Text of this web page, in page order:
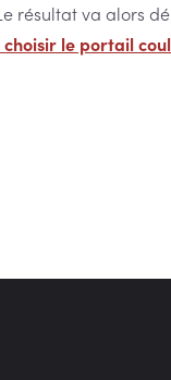
résultat va alors
le portail